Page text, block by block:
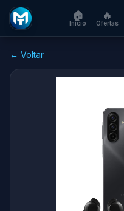
🏠
Início
🔥
Ofertas
← Voltar